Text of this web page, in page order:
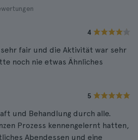
4
fair und die Aktivität war sehr
noch nie etwas Ähnliches
5
und Behandlung durch alle.
Prozess kennengelernt hatten,
Abendessen und eine